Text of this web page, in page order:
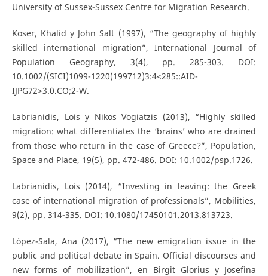
University of Sussex-Sussex Centre for Migration Research.
Koser, Khalid y John Salt (1997), “The geography of highly
skilled international migration”, International Journal of
Population Geography, 3(4), pp. 285-303. DOI:
10.1002/(SICI)1099-1220(199712)3:4<285::AID-
IJPG72>3.0.CO;2-W.
Labrianidis, Lois y Nikos Vogiatzis (2013), “Highly skilled
migration: what differentiates the ‘brains’ who are drained
from those who return in the case of Greece?”, Population,
Space and Place, 19(5), pp. 472-486. DOI: 10.1002/psp.1726.
Labrianidis, Lois (2014), “Investing in leaving: the Greek
case of international migration of professionals”, Mobilities,
9(2), pp. 314-335. DOI: 10.1080/17450101.2013.813723.
López-Sala, Ana (2017), “The new emigration issue in the
public and political debate in Spain. Official discourses and
new forms of mobilization”, en Birgit Glorius y Josefina